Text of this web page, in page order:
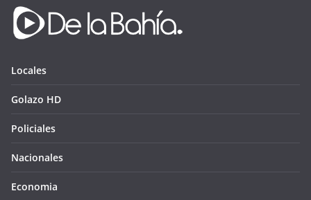
Locales
Golazo HD
Policiales
Nacionales
Economia